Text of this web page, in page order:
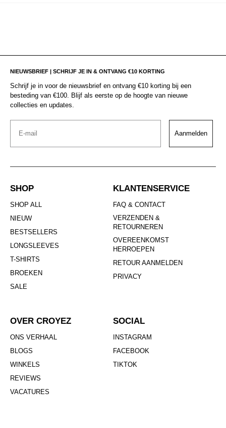
NIEUWSBRIEF | SCHRIJF JE IN & ONTVANG €10 KORTING
Schrijf je in voor de nieuwsbrief en ontvang €10 korting bij een
besteding van €100. Blijf als eerste op de hoogte van nieuwe
collecties en updates.
Email
Aanmelden
SHOP
SHOP ALL
NIEUW
BESTSELLERS
LONGSLEEVES
T-SHIRTS
BROEKEN
SALE
KLANTENSERVICE
FAQ & CONTACT
VERZENDEN &
RETOURNEREN
OVEREENKOMST
HERROEPEN
RETOUR AANMELDEN
PRIVACY
OVER CROYEZ
ONS VERHAAL
BLOGS
WINKELS
REVIEWS
VACATURES
SOCIAL
INSTAGRAM
FACEBOOK
TIKTOK